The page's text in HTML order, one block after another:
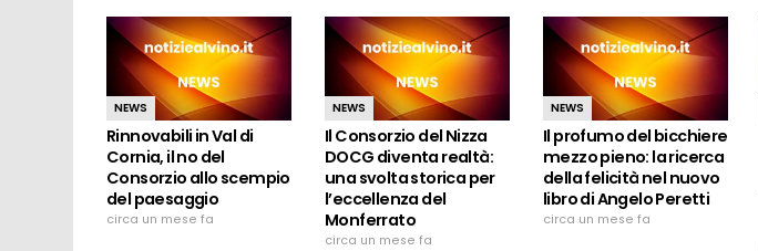
NEWS
Rinnovabili in Val di
Cornia, il no del
Consorzio allo scempio
del paesaggio
circa un mese fa
NEWS
Il Consorzio del Nizza
DOCG diventa realtà:
una svolta storica per
l’eccellenza del
Monferrato
circa un mese fa
NEWS
Il profumo del bicchiere
mezzo pieno: la ricerca
della felicità nel nuovo
libro di Angelo Peretti
circa un mese fa